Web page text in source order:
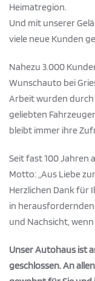
Heimatregion.
Und mit unserer
viele neue Kunden
Nahezu 3.000
Wunschauto bei
Arbeit wurden
geliebten
bleibt immer ihre
Seit fast 100 Jahren
Motto: „Aus Liebe
Herzlichen Dank für
in herausfordernden
und Nachsicht,
Unser Autohaus ist
geschlossen. An